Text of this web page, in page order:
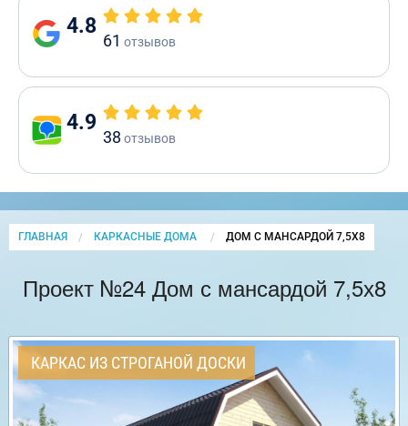
4.8
61 отзывов
4.9
38 отзывов
ГЛАВНАЯ КАРКАСНЫЕ ДОМА CURRENT:
ДОМ С МАНСАРДОЙ 7,5Х8
Проект №24 Дом с мансардой 7,5х8
КАРКАС ИЗ СТРОГАНОЙ ДОСКИ